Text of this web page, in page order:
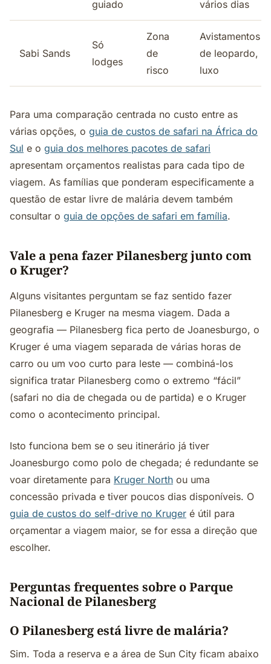
guiado
vários dias
Sabi Sands
Só
lodges
Zona
de
risco
Avistamentos
de leopardo,
luxo
Para uma comparação centrada no custo entre as
várias opções, o guia de custos de safari na África do
Sul e o guia dos melhores pacotes de safari
apresentam orçamentos realistas para cada tipo de
viagem. As famílias que ponderam especificamente a
questão de estar livre de malária devem também
consultar o guia de opções de safari em família.
Vale a pena fazer Pilanesberg junto com
o Kruger?
Alguns visitantes perguntam se faz sentido fazer
Pilanesberg e Kruger na mesma viagem. Dada a
geografia — Pilanesberg fica perto de Joanesburgo, o
Kruger é uma viagem separada de várias horas de
carro ou um voo curto para leste — combiná-los
significa tratar Pilanesberg como o extremo “fácil”
(safari no dia de chegada ou de partida) e o Kruger
como o acontecimento principal.
Isto funciona bem se o seu itinerário já tiver
Joanesburgo como polo de chegada; é redundante se
voar diretamente para Kruger North ou uma
concessão privada e tiver poucos dias disponíveis. O
guia de custos do self-drive no Kruger é útil para
orçamentar a viagem maior, se for essa a direção que
escolher.
Perguntas frequentes sobre o Parque
Nacional de Pilanesberg
O Pilanesberg está livre de malária?
Sim. Toda a reserva e a área de Sun City ficam abaixo